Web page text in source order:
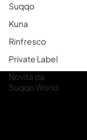
Suqqo
Kuna
Rinfresco
Private Label
Novità da
Suqqo World